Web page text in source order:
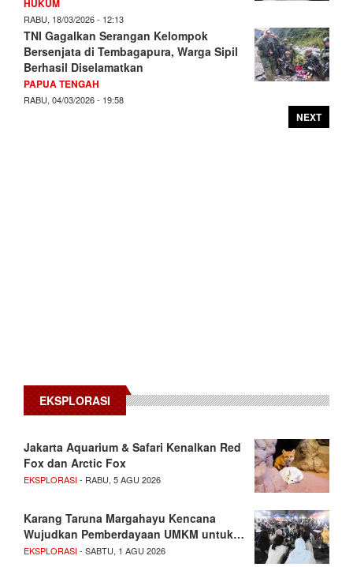
HUKUM
RABU, 18/03/2026 - 12:13
TNI Gagalkan Serangan Kelompok
Bersenjata di Tembagapura, Warga Sipil
Berhasil Diselamatkan
PAPUA TENGAH
RABU, 04/03/2026 - 19:58
NEXT
EKSPLORASI
Jakarta Aquarium & Safari Kenalkan Red
Fox dan Arctic Fox
EKSPLORASI- RABU, 5 AGU 2026
Karang Taruna Margahayu Kencana
Wujudkan Pemberdayaan UMKM untuk…
EKSPLORASI- SABTU, 1 AGU 2026